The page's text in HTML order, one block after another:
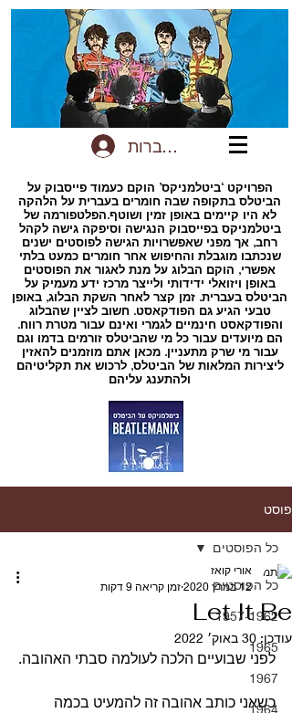
להתחברות
הפרויקט ‘ביטלמניקס’ הוקם כעמוד פייסבוק על
הביטלס בתקופה שבה חומרים בעברית על הלהקה
לא היו קיימים באופן זמין ושוטף.הפלטפורמה של
ביטלמניקס בפייסבוק הנגישה וסיפקה גישה לקהל
רחב, אך מפני שאפשרויות הגישה לפוסטים ישנים
שנכתבו מוגבלת והחיפוש אחר חומרים כמעט בלתי
אפשרי, הוקם הבלוג על מנת לאגור את הפוסטים
באופן ויזואלי ידידותי ולייצר מרכז ידע מעמיק על
הביטלס בעברית. זמן קצר לאחר השקת הבלוג, באופן
טבעי הגיע גם הפודקאסט. חשוב לציין שהבלוג
והפודקאסט חינמיים לגמרי ואינם עבור מטרת רווח.
הם מיועדים עבור כל מי שהביטלס זורמים בדמו וגם
עבור מי שרק מתעניין. מכאן אתם מוזמנים להאזין
ליצירות המלאות של הביטלס, לרכוש את תקליטיהם
ולהתענג עליהם
פוסט
כל הפוסטים
1957-1962
1965
1967
1964
כל הפוסטים
Let It Be
אורי קואז
12 במרץ 2020
זמן קריאה 9 דקות
עודכן: 30 באוק׳ 2022
לפני שבועיים הלכה לעולמה סבתי האהובה.
כשאני כותב אהובה זה להמעיט בכמה